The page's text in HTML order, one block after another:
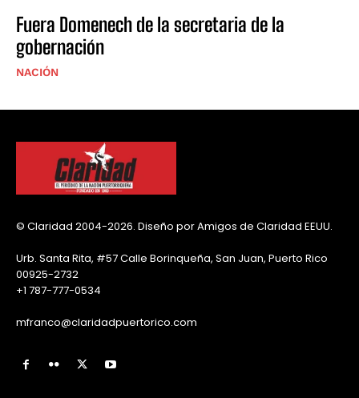
Fuera Domenech de la secretaria de la
gobernación
NACIÓN
© Claridad 2004-2026. Diseño por Amigos de Claridad EEUU.
Urb. Santa Rita, #57 Calle Borinqueña, San Juan, Puerto Rico
00925-2732
+1 787-777-0534
mfranco@claridadpuertorico.com